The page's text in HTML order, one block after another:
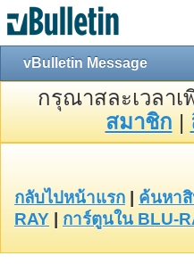
vBulletin Message
กรุณาสละเวลาเ
สมาชิก |
กลับไปหน้าแรก ค้นหา
RAY
การ์ตูนใน BLU-